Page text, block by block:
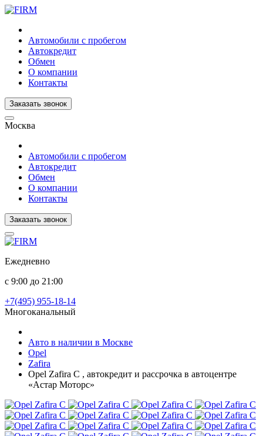
Автомобили с пробегом
Автокредит
Обмен
О компании
Контакты
Заказать звонок
Москва
Автомобили с пробегом
Автокредит
Обмен
О компании
Контакты
Заказать звонок
Ежедневно
с 9:00 до 21:00
+7(495) 955-18-14
Многоканальный
Авто в наличии в Москве
Opel
Zafira
Opel Zafira C , автокредит и рассрочка в автоцентре
«Астар Моторс»